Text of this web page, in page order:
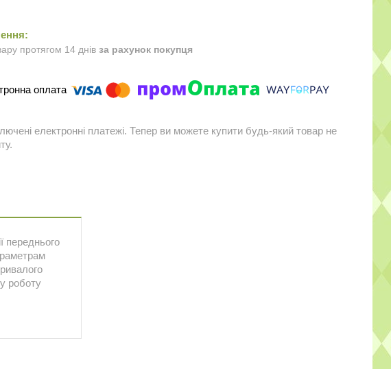
протягом 14 днів за рахунок покупця
електронні платежі. Тепер ви можете купити будь-який товар не
переднього
роботу